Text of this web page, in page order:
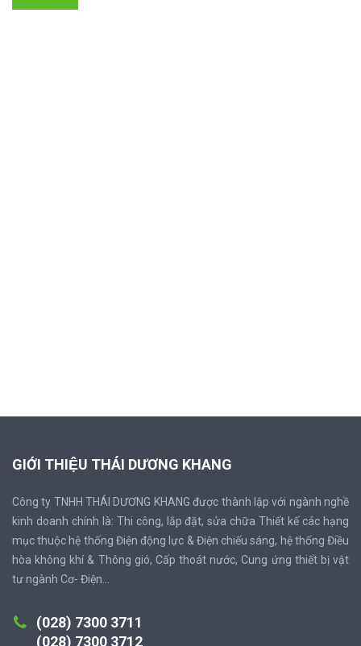
GIỚI THIỆU THÁI DƯƠNG KHANG
Công ty TNHH THÁI DƯƠNG KHANG được thành lập với ngành nghề
kinh doanh chính là: Thi công, lắp đặt, sửa chữa Thiết kế các hạng
mục thuộc hệ thống Điện động lực & Điện chiếu sáng, hệ thống Điều
hòa không khí & Thông gió, Cấp thoát nước, Cung ứng thiết bị vật
tư ngành Cơ- Điện...
(028) 7300 3711
(028) 7300 3712